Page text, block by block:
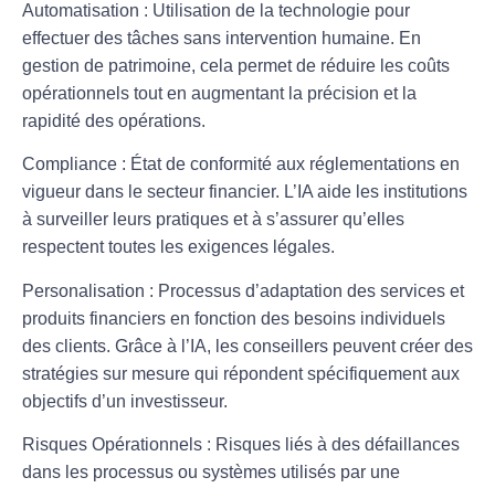
Automatisation : Utilisation de la technologie pour
effectuer des tâches sans intervention humaine. En
gestion de patrimoine, cela permet de réduire les coûts
opérationnels tout en augmentant la précision et la
rapidité des opérations.
Compliance : État de conformité aux réglementations en
vigueur dans le secteur financier. L’IA aide les institutions
à surveiller leurs pratiques et à s’assurer qu’elles
respectent toutes les exigences légales.
Personalisation : Processus d’adaptation des services et
produits financiers en fonction des besoins individuels
des clients. Grâce à l’IA, les conseillers peuvent créer des
stratégies sur mesure qui répondent spécifiquement aux
objectifs d’un investisseur.
Risques Opérationnels : Risques liés à des défaillances
dans les processus ou systèmes utilisés par une